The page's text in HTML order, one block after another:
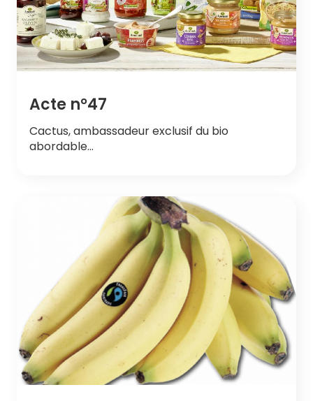
Acte n°47
Cactus, ambassadeur exclusif du bio
abordable…